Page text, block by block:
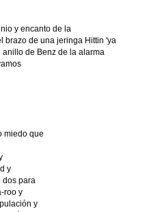
y encanto de la
brazo de una jeringa Hittin 'ya
de Benz de la alarma
miedo que
y
dos para
roo y
y